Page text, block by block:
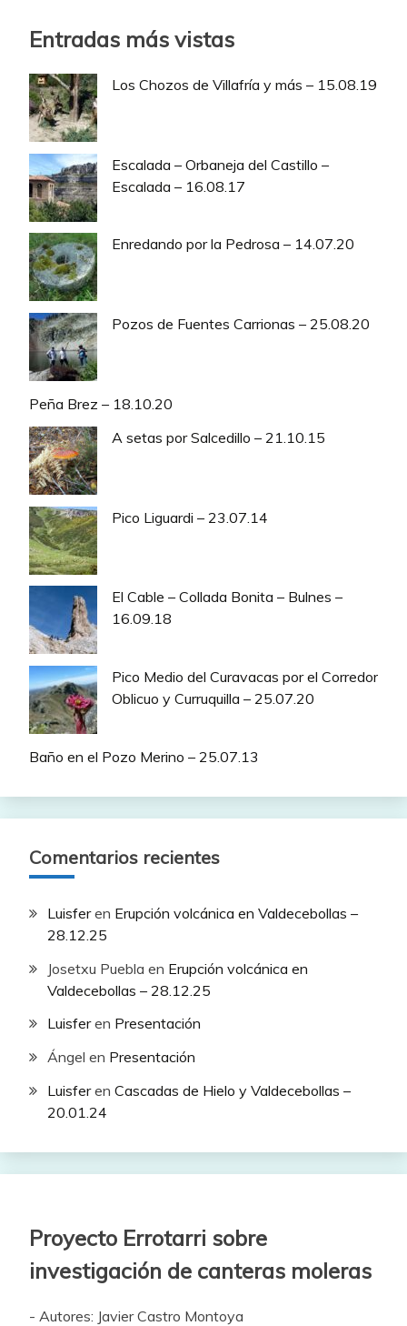
Entradas más vistas
Los Chozos de Villafría y más – 15.08.19
Escalada – Orbaneja del Castillo –
Escalada – 16.08.17
Enredando por la Pedrosa – 14.07.20
Pozos de Fuentes Carrionas – 25.08.20
Peña Brez – 18.10.20
A setas por Salcedillo – 21.10.15
Pico Liguardi – 23.07.14
El Cable – Collada Bonita – Bulnes –
16.09.18
Pico Medio del Curavacas por el Corredor
Oblicuo y Curruquilla – 25.07.20
Baño en el Pozo Merino – 25.07.13
Comentarios recientes
Luisferen Erupción volcánica en Valdecebollas –
28.12.25
Josetxu Puebla en Erupción volcánica en
Valdecebollas – 28.12.25
Luisferen Presentación
Ángel en Presentación
Luisferen Cascadas de Hielo y Valdecebollas –
20.01.24
Proyecto Errotarri sobre
investigación de canteras moleras
- Autores: Javier Castro Montoya